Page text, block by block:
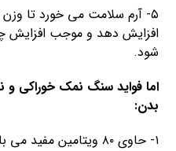
۵- آرم سلامت می خورد تا
افزایش دهد و موجب افزایش
شود.
اما فواید سنگ نمک خوراکی و
بدن:
۱- حاوی ۸۰ ویتامین مفید می باشد.